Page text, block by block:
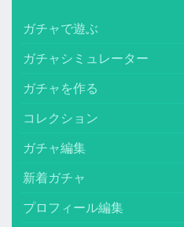
ガチャで遊ぶ
ガチャシミュレーター
ガチャを作る
コレクション
ガチャ編集
新着ガチャ
プロフィール編集